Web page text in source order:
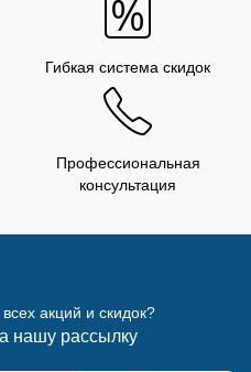
Гибкая система скидок
Профессиональная
консультация
акций и скидок?
нашу рассылку